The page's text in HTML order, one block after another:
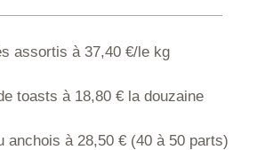
assortis à 37,40 €/le kg
toasts à 18,80 € la douzaine
anchois à 28,50 € (40 à 50 parts)